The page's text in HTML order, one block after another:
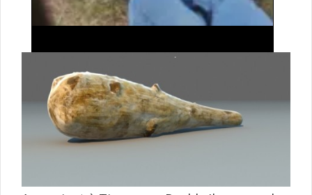
Un homme soupçonné d’avoir tenté de voler du bétail dans une
concession à Saré-Moussa, dans le département de Kolda, a ...
lire plus